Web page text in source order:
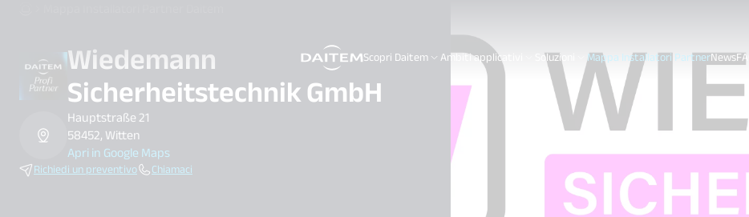
Scopri Daitem Ambiti applicativi Soluzioni Mappa Installatori PartnerNewsFAQ
search.label
Wiedemann
Sicherheitstechnik GmbH
Hauptstraße 21
58452, Witten
Apri in Google Maps
Richiedi un preventivo Chiamaci